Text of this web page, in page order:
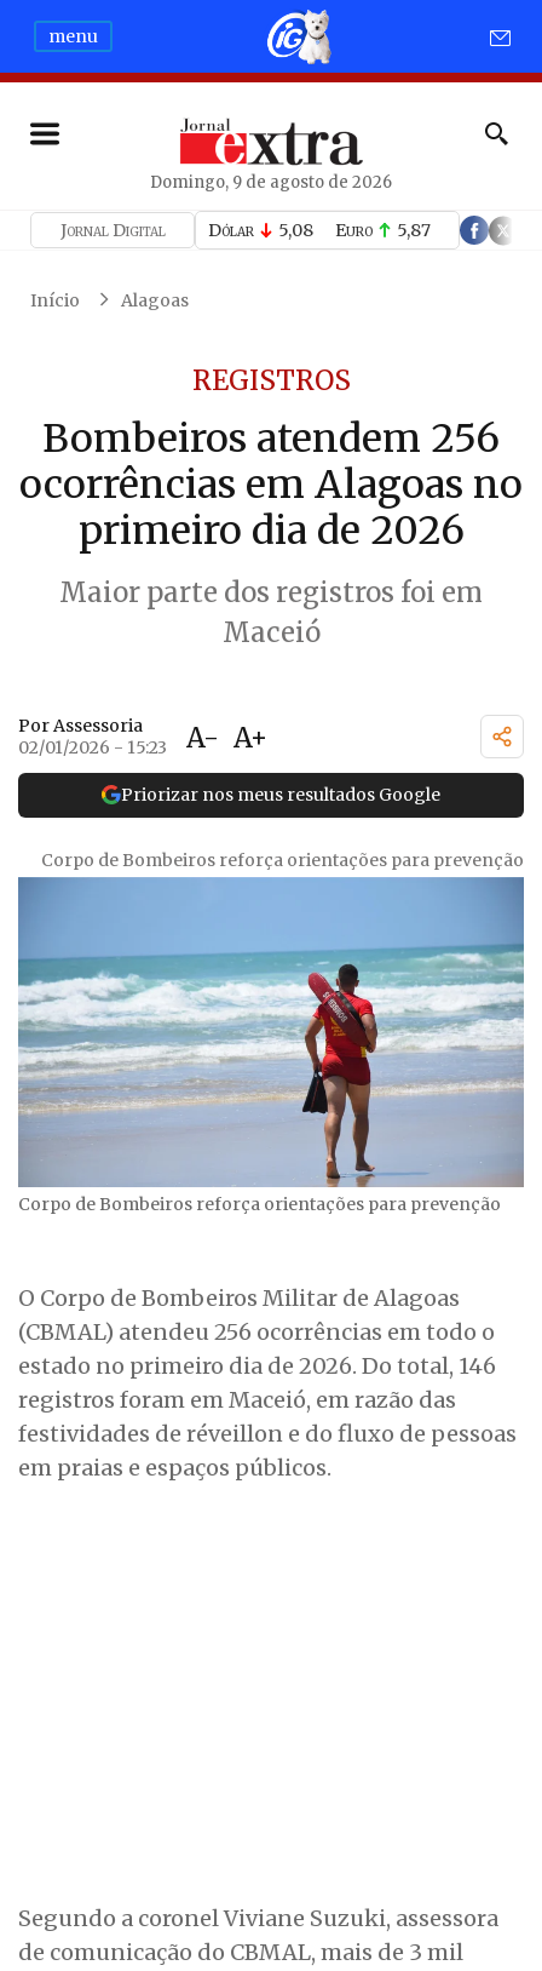
menu
Domingo, 9 de agosto de 2026
Jornal Digital Dólar 5,08 Euro 5,87
Início Alagoas
REGISTROS
Bombeiros atendem 256
ocorrências em Alagoas no
primeiro dia de 2026
Maior parte dos registros foi em
Maceió
Por Assessoria
02/01/2026 - 15:23
A- A+
Priorizar nos meus resultados Google
Corpo de Bombeiros reforça orientações para prevenção
Corpo de Bombeiros reforça orientações para prevenção
O Corpo de Bombeiros Militar de Alagoas
(CBMAL) atendeu 256 ocorrências em todo o
estado no primeiro dia de 2026. Do total, 146
registros foram em Maceió, em razão das
festividades de réveillon e do fluxo de pessoas
em praias e espaços públicos.
Segundo a coronel Viviane Suzuki, assessora
de comunicação do CBMAL, mais de 3 mil